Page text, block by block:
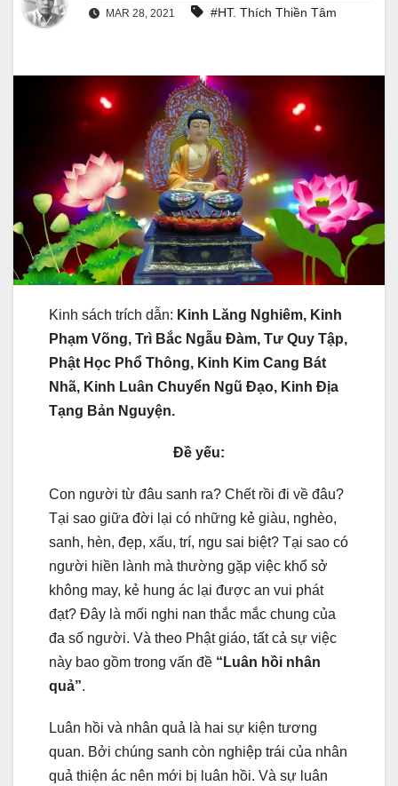
MAR 28, 2021 #HT. Thích Thiền Tâm
Kinh sách trích dẫn: Kinh Lăng Nghiêm, Kinh
Phạm Võng, Trì Bắc Ngẫu Ðàm, Tư Quy Tập,
Phật Học Phổ Thông, Kinh Kim Cang Bát
Nhã, Kinh Luân Chuyển Ngũ Ðạo, Kinh Ðịa
Tạng Bản Nguyện.
Ðề yếu:
Con người từ đâu sanh ra? Chết rồi đi về đâu?
Tại sao giữa đời lại có những kẻ giàu, nghèo,
sanh, hèn, đẹp, xấu, trí, ngu sai biệt? Tại sao có
người hiền lành mà thường gặp việc khổ sở
không may, kẻ hung ác lại được an vui phát
đạt? Ðây là mối nghi nan thắc mắc chung của
đa số người. Và theo Phật giáo, tất cả sự việc
này bao gồm trong vấn đề “Luân hồi nhân
quả”.
Luân hồi và nhân quả là hai sự kiện tương
quan. Bởi chúng sanh còn nghiệp trái của nhân
quả thiện ác nên mới bị luân hồi. Và sự luân